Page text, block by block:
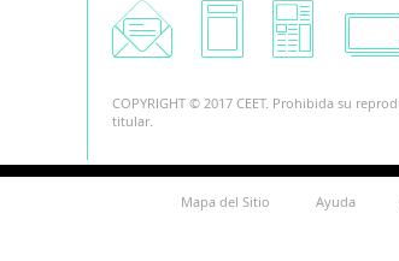
COPYRIGHT © 2017 CEET. Prohibida su
titular.
Mapa del Sitio Ayuda